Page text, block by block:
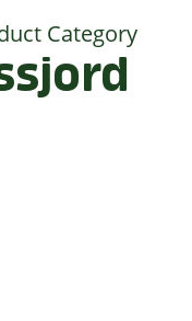
Category